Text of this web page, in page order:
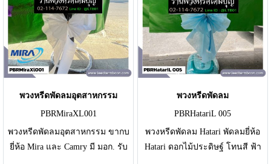
พวงหรีดพัดลมอุตสาหกรรม
PBRMiraXL001
พวงหรีดพัดลมอุตสาหกรรม ขากบ
ยี่ห้อ Mira และ Camry มี มอก. รับ
พวงหรีดพัดลม
PBRHatariL 005
พวงหรีดพัดลม Hatari พัดลมยี่ห้อ
Hatari ดอกไม้ประดิษฐ์ โทนสี ฟ้า